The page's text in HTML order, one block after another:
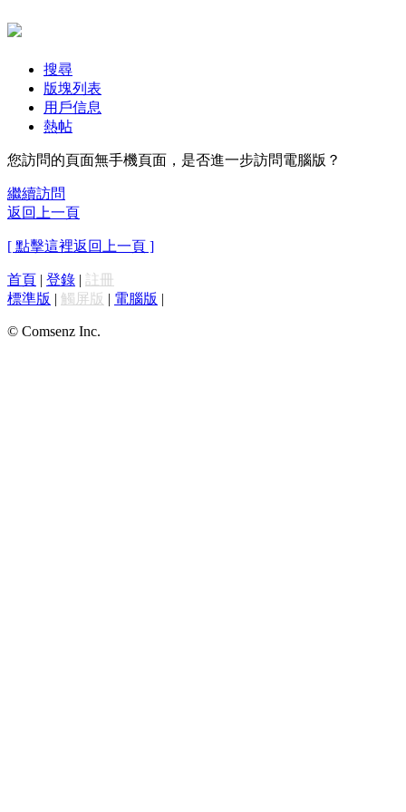
搜尋
版塊列表
用戶信息
熱帖
您訪問的頁面無手機頁面，是否進一步訪問電腦版？
繼續訪問
返回上一頁
[ 點擊這裡返回上一頁 ]
首頁 | 登錄 | 註冊
標準版 | 觸屏版 | 電腦版 |
© Comsenz Inc.